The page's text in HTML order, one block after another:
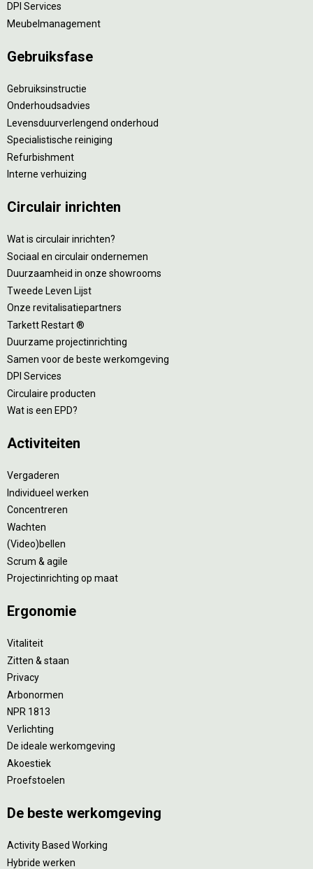
DPI Services
Meubelmanagement
Gebruiksfase
Gebruiksinstructie
Onderhoudsadvies
Levensduurverlengend onderhoud
Specialistische reiniging
Refurbishment
Interne verhuizing
Circulair inrichten
Wat is circulair inrichten?
Sociaal en circulair ondernemen
Duurzaamheid in onze showrooms
Tweede Leven Lijst
Onze revitalisatiepartners
Tarkett Restart ®
Duurzame projectinrichting
Samen voor de beste werkomgeving
DPI Services
Circulaire producten
Wat is een EPD?
Activiteiten
Vergaderen
Individueel werken
Concentreren
Wachten
(Video)bellen
Scrum & agile
Projectinrichting op maat
Ergonomie
Vitaliteit
Zitten & staan
Privacy
Arbonormen
NPR 1813
Verlichting
De ideale werkomgeving
Akoestiek
Proefstoelen
De beste werkomgeving
Activity Based Working
Hybride werken